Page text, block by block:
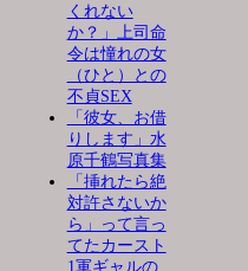
くれない
か？」上司命
令は憧れの女
（ひと）との
不貞SEX
「彼女、お借
りします」水
原千鶴写真集
「挿れたら絶
対許さないか
ら」って言っ
てたカースト
1軍ギャルの